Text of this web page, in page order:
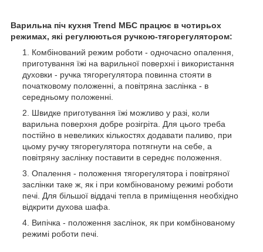
Варильна піч кухня Trend МБС працює в чотирьох
режимах, які регулюються ручкою-тягорегулятором:
Комбінований режим роботи - одночасно опалення,
приготування їжі на варильної поверхні і використання
духовки - ручка тягорегулятора повинна стояти в
початковому положенні, а повітряна заслінка - в
середньому положенні.
Швидке приготування їжі можливо у разі, коли
варильна поверхня добре розігріта. Для цього треба
постійно в невеликих кількостях додавати паливо, при
цьому ручку тягорегулятора потягнути на себе, а
повітряну заслінку поставити в середнє положення.
Опалення - положення тягорегулятора і повітряної
заслінки таке ж, як і при комбінованому режимі роботи
печі. Для більшої віддачі тепла в приміщення необхідно
відкрити духова шафа.
Випічка - положення заслінок, як при комбінованому
режимі роботи печі.